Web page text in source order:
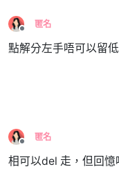
離線
匿名
點解分左手唔可以留
離線
匿名
相可以del 走，但回